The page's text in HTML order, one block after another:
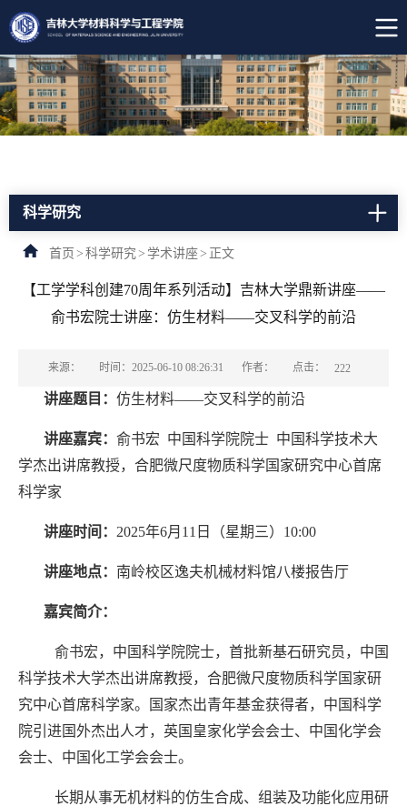
科学研究
首页 > 科学研究 > 学术讲座> 正文
【工学学科创建70周年系列活动】吉林大学鼎新讲座——
俞书宏院士讲座：仿生材料——交叉科学的前沿
来源： 时间：2025-06-10 08:26:31 作者： 点击： 222
讲座题目： 仿生材料——交叉科学的前沿
讲座嘉宾： 俞书宏 中国科学院院士 中国科学技术大
学杰出讲席教授，合肥微尺度物质科学国家研究中心首席
科学家
讲座时间： 2025年6月11日（星期三）10:00
讲座地点： 南岭校区逸夫机械材料馆八楼报告厅
嘉宾简介：
俞书宏，中国科学院院士，首批新基石研究员，中国
科学技术大学杰出讲席教授，合肥微尺度物质科学国家研
究中心首席科学家。国家杰出青年基金获得者，中国科学
院引进国外杰出人才，英国皇家化学会会士、中国化学会
会士、中国化工学会会士。
长期从事无机材料的仿生合成、组装及功能化应用研